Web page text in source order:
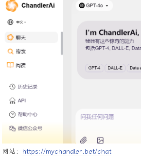
网站： https://mychandler.bet/chat